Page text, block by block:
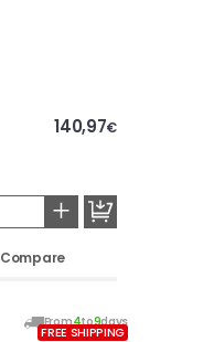
140,97€
+
Compare
From4to9days
FREE SHIPPING